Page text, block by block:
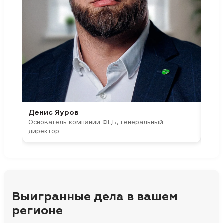
Денис Яуров
Основатель компании ФЦБ, генеральный
директор
Выигранные дела в вашем
регионе